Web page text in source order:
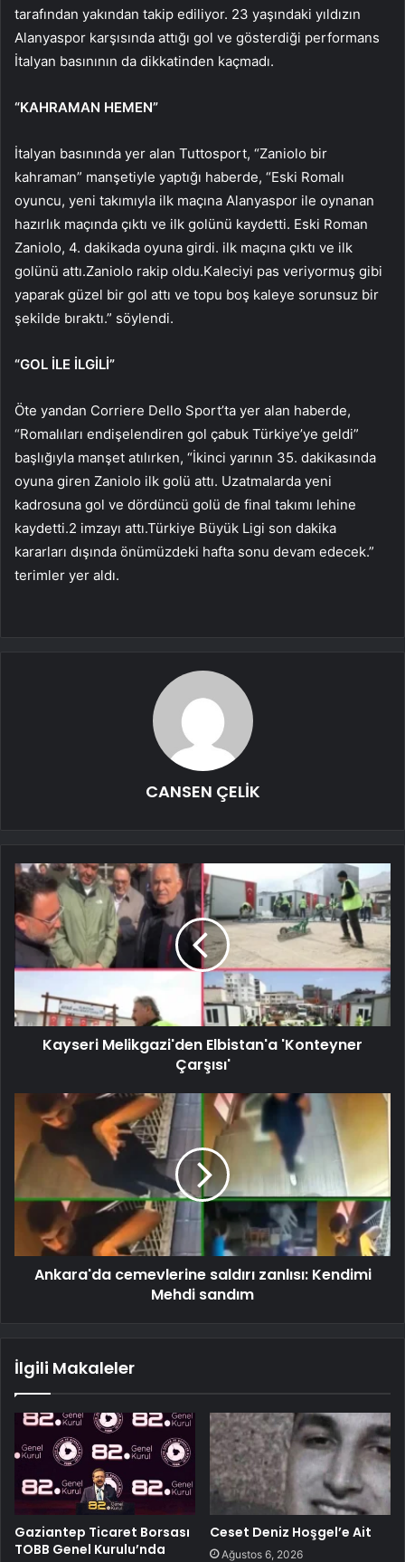
tarafından yakından takip ediliyor. 23 yaşındaki yıldızın
Alanyaspor karşısında attığı gol ve gösterdiği performans
İtalyan basınının da dikkatinden kaçmadı.
“KAHRAMAN HEMEN”
İtalyan basınında yer alan Tuttosport, “Zaniolo bir
kahraman” manşetiyle yaptığı haberde, “Eski Romalı
oyuncu, yeni takımıyla ilk maçına Alanyaspor ile oynanan
hazırlık maçında çıktı ve ilk golünü kaydetti. Eski Roman
Zaniolo, 4. dakikada oyuna girdi. ilk maçına çıktı ve ilk
golünü attı.Zaniolo rakip oldu.Kaleciyi pas veriyormuş gibi
yaparak güzel bir gol attı ve topu boş kaleye sorunsuz bir
şekilde bıraktı.” söylendi.
“GOL İLE İLGİLİ”
Öte yandan Corriere Dello Sport’ta yer alan haberde,
“Romalıları endişelendiren gol çabuk Türkiye’ye geldi”
başlığıyla manşet atılırken, “İkinci yarının 35. dakikasında
oyuna giren Zaniolo ilk golü attı. Uzatmalarda yeni
kadrosuna gol ve dördüncü golü de final takımı lehine
kaydetti.2 imzayı attı.Türkiye Büyük Ligi son dakika
kararları dışında önümüzdeki hafta sonu devam edecek.”
terimler yer aldı.
CANSEN ÇELİK
Kayseri Melikgazi'den Elbistan'a 'Konteyner
Çarşısı'
Ankara'da cemevlerine saldırı zanlısı: Kendimi
Mehdi sandım
İlgili Makaleler
Gaziantep Ticaret Borsası
TOBB Genel Kurulu’nda
Ceset Deniz Hoşgel’e Ait
Ağustos 6, 2026